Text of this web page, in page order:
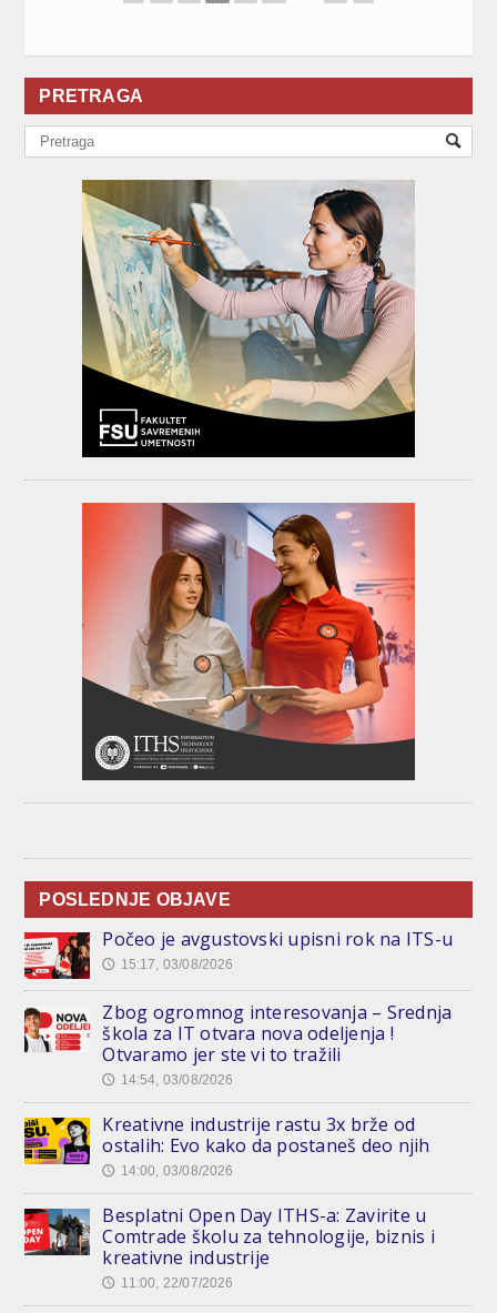
PRETRAGA
POSLEDNJE OBJAVE
Počeo je avgustovski upisni rok na ITS-u
🕔 15:17, 03/08/2026
Zbog ogromnog interesovanja – Srednja
škola za IT otvara nova odeljenja !
Otvaramo jer ste vi to tražili
🕔 14:54, 03/08/2026
Kreativne industrije rastu 3x brže od
ostalih: Evo kako da postaneš deo njih
🕔 14:00, 03/08/2026
Besplatni Open Day ITHS-a: Zavirite u
Comtrade školu za tehnologije, biznis i
kreativne industrije
🕔 11:00, 22/07/2026